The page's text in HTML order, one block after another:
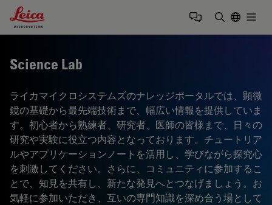
Leica Microsystems Logo
Science Lab
ライカマイクロシステムズのナレッジポータルでは、顕微
鏡の基礎から最先端技術まで、幅広い情報を提供していま
す。初心者から熟練者、研究者、医師の皆様まで、日々の
研究や実験に役立つ内容となっております。チュートリア
ルやアプリケーションノートを活用し、学びながら探究心
を刺激してください。さらに、コミュニティに参加するこ
とで、知見を共有し、新たな発見へとつなげましょう。お
気軽に参加いただき、互いの専門知識を深め合う場として